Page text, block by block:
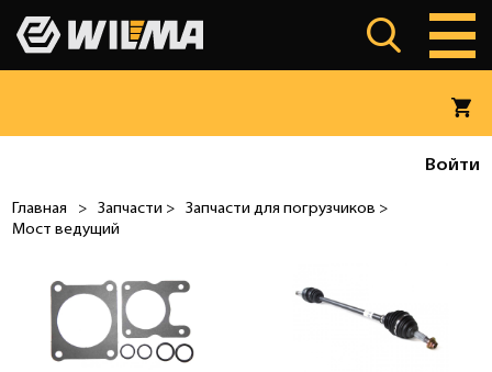
Войти
Главная > Запчасти >
Запчасти для погрузчиков >
Мост ведущий